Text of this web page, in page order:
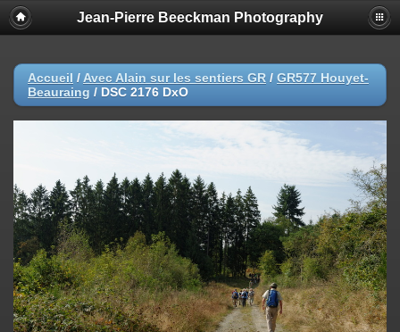
Jean-Pierre Beeckman Photography
Accueil / Avec Alain sur les sentiers GR / GR577 Houyet-
Beauraing / DSC 2176 DxO